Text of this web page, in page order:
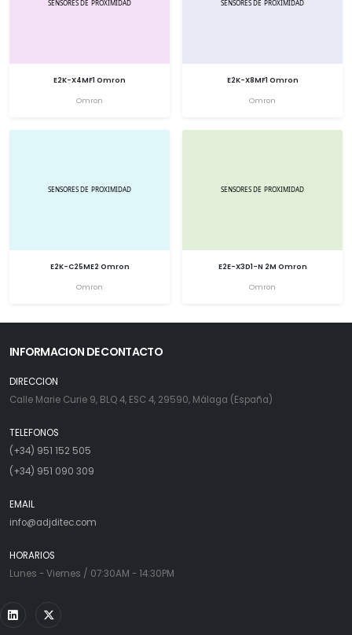
E2K-X4MF1 Omron
Omron
E2K-X8MF1 Omron
Omron
E2K-C25ME2 Omron
Omron
E2E-X3D1-N 2M Omron
Omron
INFORMACION DE CONTACTO
DIRECCION
Calle Marie Curie 9, BLQ 4, ESC 4, 29590, Málaga (España)
TELEFONOS
(+34) 951 152 505
(+34) 951 090 309
EMAIL
info@adjditec.com
HORARIOS
Lunes - Viernes / 07:30AM - 14:30PM